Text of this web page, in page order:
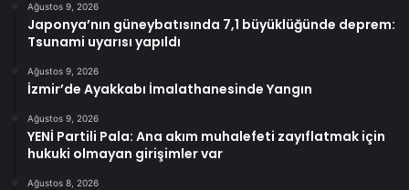
Ağustos 9, 2026
Japonya’nın güneybatısında 7,1 büyüklüğünde deprem:
Tsunami uyarısı yapıldı
Ağustos 9, 2026
İzmir’de Ayakkabı İmalathanesinde Yangın
Ağustos 9, 2026
YENİ Partili Pala: Ana akım muhalefeti zayıflatmak için
hukuki olmayan girişimler var
Ağustos 8, 2026